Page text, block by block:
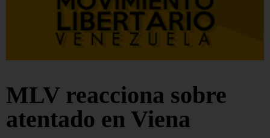
MLV reacciona sobre
atentado en Viena